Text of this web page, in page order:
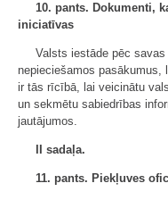
10. pants. Dokumenti,
iniciatīvas
Valsts iestāde pēc
nepieciešamos
ir tās rīcībā, lai veicinātu
un sekmētu sabiedrības
jautājumos.
II sadaļa.
11. pants. Piekļuves